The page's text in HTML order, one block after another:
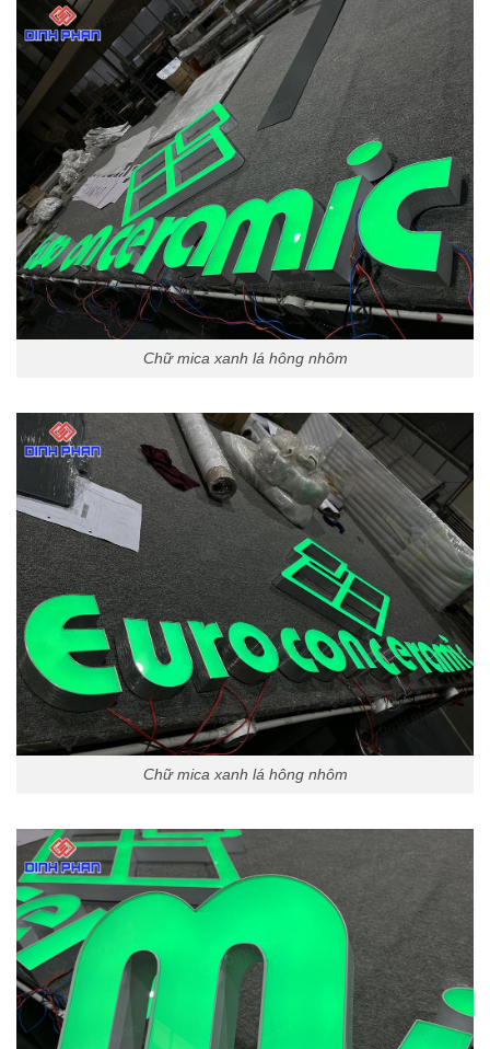
Chữ mica xanh lá hông nhôm
Chữ mica xanh lá hông nhôm